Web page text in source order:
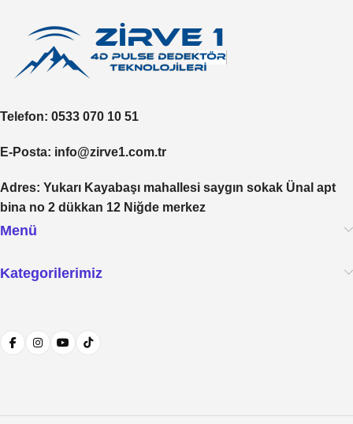
Telefon: 0533 070 10 51
E-Posta: info@zirve1.com.tr
Adres: Yukarı Kayabaşı mahallesi saygın sokak Ünal apt
bina no 2 dükkan 12 Niğde merkez
Menü
Kategorilerimiz